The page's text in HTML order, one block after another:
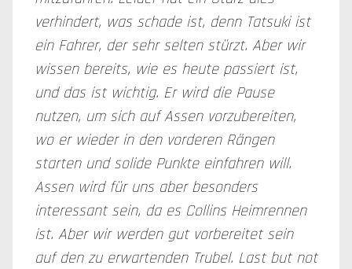
verhindert, was schade ist, denn Tatsuki ist
ein Fahrer, der sehr selten stürzt. Aber wir
wissen bereits, wie es heute passiert ist,
und das ist wichtig. Er wird die Pause
nutzen, um sich auf Assen vorzubereiten,
wo er wieder in den vorderen Rängen
starten und solide Punkte einfahren will.
Assen wird für uns aber besonders
interessant sein, da es Collins Heimrennen
ist. Aber wir werden gut vorbereitet sein
auf den zu erwartenden Trubel. Last but not